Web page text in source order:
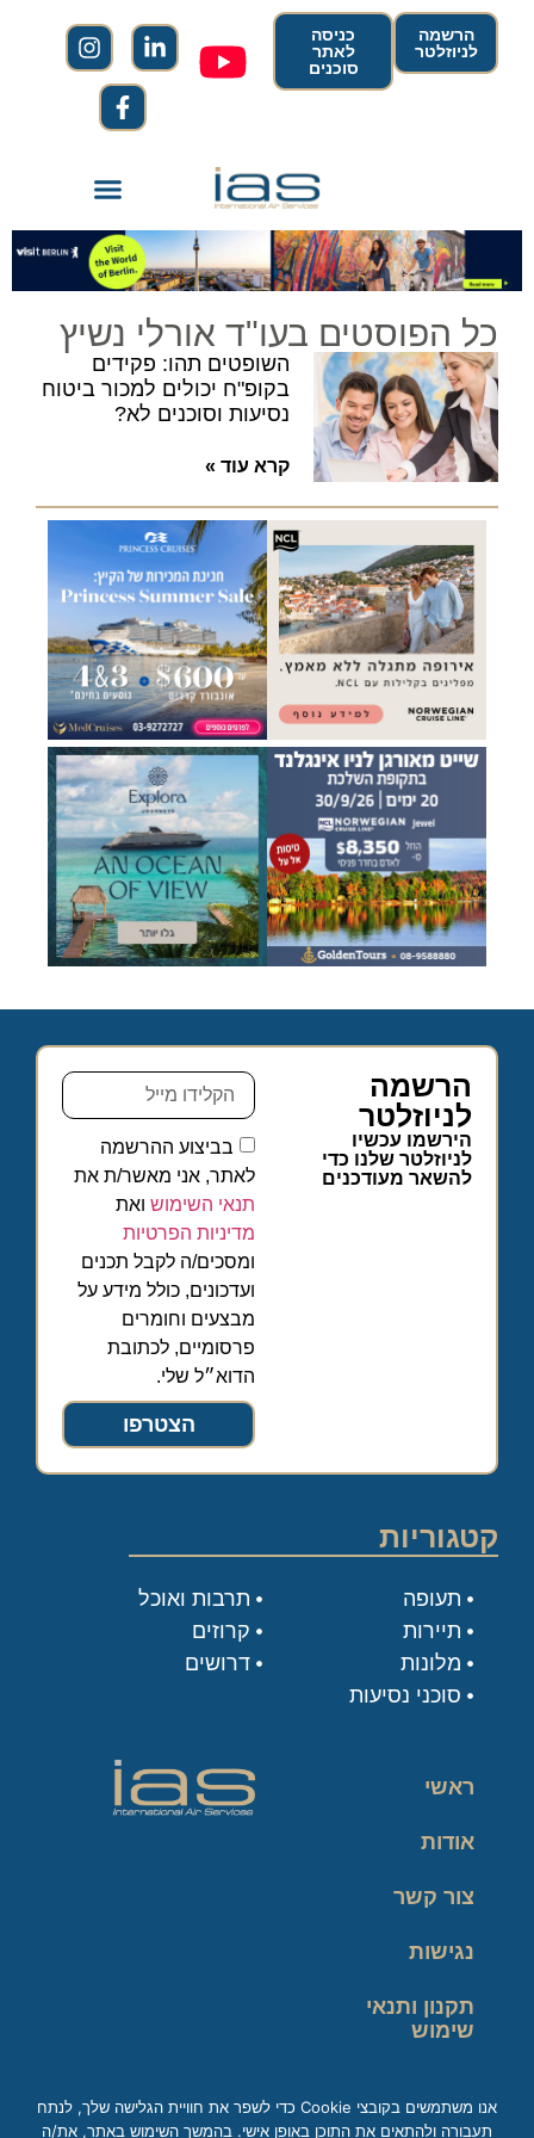
הרשמה
לניוזלטר
כניסה
לאתר
סוכנים
כל הפוסטים בעו"ד אורלי נשיץ
השופטים תהו: פקידים
בקופ"ח יכולים למכור ביטוח
נסיעות וסוכנים לא?
קרא עוד »
הרשמה
לניוזלטר
הירשמו עכשיו
לניוזלטר שלנו כדי
להשאר מעודכנים
בביצוע ההרשמה
לאתר, אני מאשר/ת את
תנאי השימוש ואת
מדיניות הפרטיות
ומסכים/ה לקבל תכנים
ועדכונים, כולל מידע על
מבצעים וחומרים
פרסומיים, לכתובת
הדוא״ל שלי.
הצטרפו
קטגוריות
תעופה
תיירות
מלונות
סוכני נסיעות
תרבות ואוכל
קרוזים
דרושים
ראשי
אודות
צור קשר
נגישות
תקנון ותנאי
שימוש
אנו משתמשים בקובצי Cookie כדי לשפר את חוויית הגלישה שלך, לנתח
תעבורה ולהתאים את התוכן באופן אישי. בהמשך השימוש באתר, את/ה